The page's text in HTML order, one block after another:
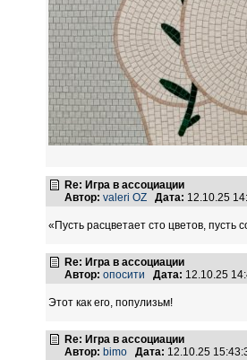
Re: Игра в ассоциации
Автор: valeri OZ Дата: 12.10.25
«Пусть расцветает сто цветов, пусть
Re: Игра в ассоциации
Автор: опосити Дата: 12.10.25
Этот как его, популизьм!
Re: Игра в ассоциации
Автор: bimo Дата: 12.10.25